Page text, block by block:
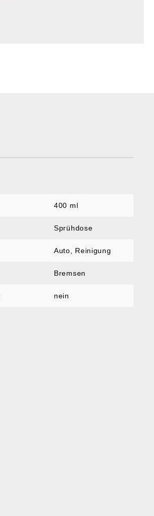
400 ml
Sprühdose
Auto, Reinigung
Bremsen
nein